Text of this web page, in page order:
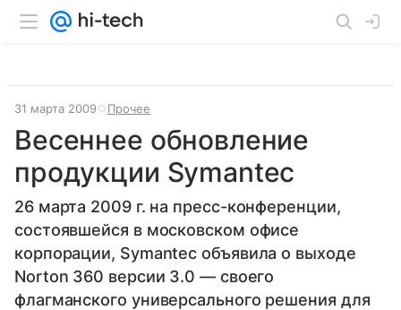
31 марта 2009 Прочее
Весеннее обновление
продукции Symantec
26 марта 2009 г. на пресс-конференции,
состоявшейся в московском офисе
корпорации, Symantec объявила о выходе
Norton 360 версии 3.0 — своего
флагманского универсального решения для